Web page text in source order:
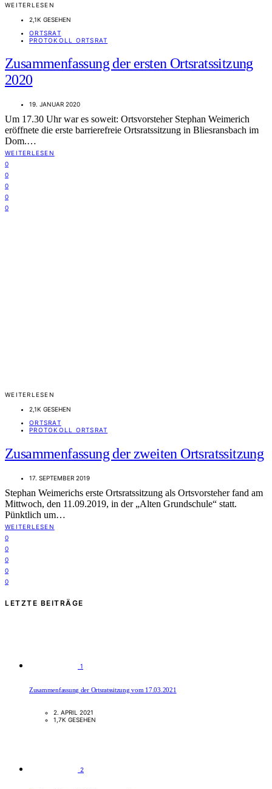
WEITERLESEN
2,1K GESEHEN
ORTSRAT
PROTOKOLL ORTSRAT
Zusammenfassung der ersten Ortsratssitzung
2020
19. JANUAR 2020
Um 17.30 Uhr war es soweit: Ortsvorsteher Stephan Weimerich
eröffnete die erste barrierefreie Ortsratssitzung in Bliesransbach im
Dom.…
WEITERLESEN
0
0
0
0
0
WEITERLESEN
2,1K GESEHEN
ORTSRAT
PROTOKOLL ORTSRAT
Zusammenfassung der zweiten Ortsratssitzung
17. SEPTEMBER 2019
Stephan Weimerichs erste Ortsratssitzung als Ortsvorsteher fand am
Mittwoch, den 11.09.2019, in der „Alten Grundschule“ statt.
Pünktlich um…
WEITERLESEN
0
0
0
0
0
LETZTE BEITRÄGE
1
Zusammenfassung der Ortsratssitzung vom 17.03.2021
2. APRIL 2021
1,7K GESEHEN
2